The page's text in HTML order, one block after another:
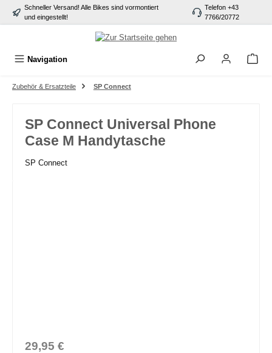
springen
Schneller Versand! Alle Bikes sind vormontiert
und eingestellt!
Telefon +43
7766/20772
Navigation
Zubehör & Ersatzteile SP Connect
SP Connect Universal Phone
Case M Handytasche
SP Connect
29,95 €